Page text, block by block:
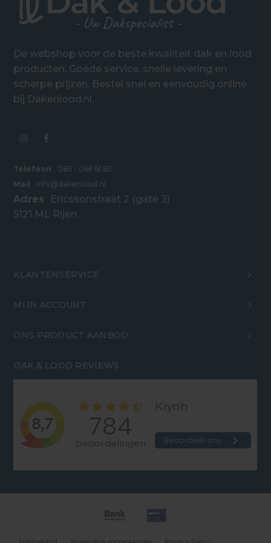
De webshop voor de beste kwaliteit dak en lood
producten. Goede service, snelle levering en
scherpe prijzen. Bestel snel en eenvoudig online
bij Dakenlood.nl.
Telefoon
085 - 066 61 85
Mail
info@dakenlood.nl
Adres
Ericssonstraat 2 (gate 3)
5121 ML Rijen
KLANTENSERVICE
MIJN ACCOUNT
ONS PRODUCT AANBOD
DAK & LOOD REVIEWS